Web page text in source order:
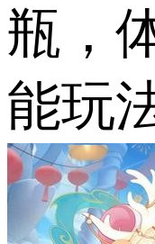
瓶，
能玩